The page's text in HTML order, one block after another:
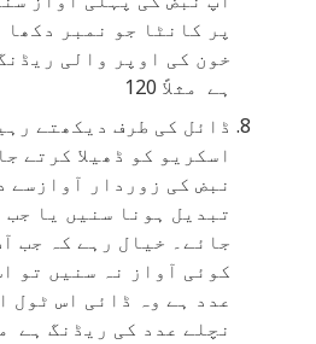
پر کانٹا جو نمبر دکھا
خون کی اوپر والی
ہے مثلاً 120
ڈائل کی طرف دیکھتے
اسکریو کو ڈھیلا کرتے
نبض کی زوردار آوازسے
تبدیل ہونا سنیں یا جب
جائے۔ خیال رہے کہ جب
کوئی آواز نہ سنیں تو
عدد ہے وہ ڈائی اس ٹول
نچلے عدد کی ریڈنگ ہے